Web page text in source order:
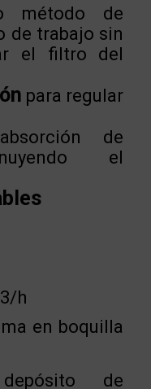
método de
de trabajo sin
el filtro del
para regular
de
el
h
en boquilla
de